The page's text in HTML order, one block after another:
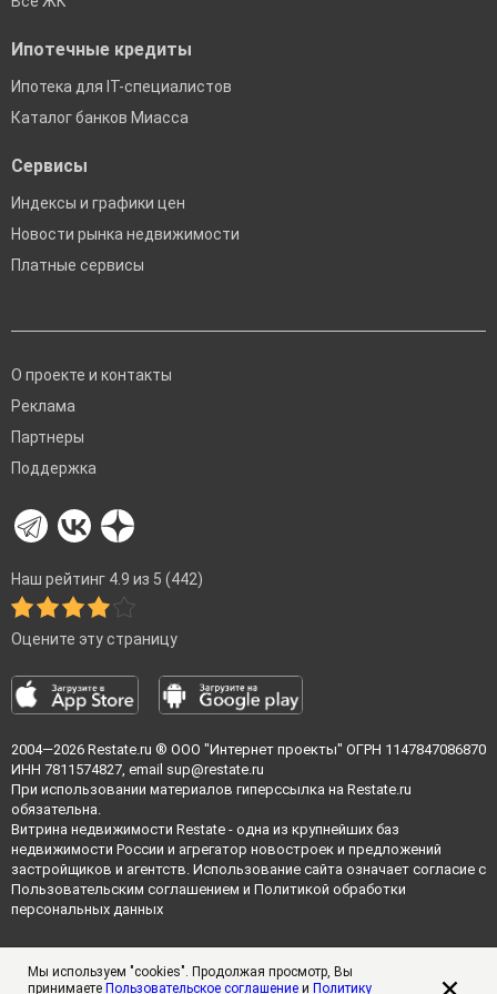
Ипотечные кредиты
Ипотека для IT-специалистов
Каталог банков Миасса
Сервисы
Индексы и графики цен
Новости рынка недвижимости
Платные сервисы
О проекте и контакты
Реклама
Партнеры
Поддержка
Наш рейтинг 4.9 из 5 (442)
Оцените эту страницу
2004—2026 Restate.ru ® ООО "Интернет проекты" ОГРН 1147847086870
ИНН 7811574827, email sup@restate.ru
При использовании материалов гиперссылка на Restate.ru
обязательна.
Витрина недвижимости Restate - одна из крупнейших баз
недвижимости России и агрегатор новостроек и предложений
застройщиков и агентств. Использование сайта означает согласие с
Пользовательским соглашением и Политикой обработки
персональных данных
Мы используем "cookies". Продолжая просмотр, Вы
принимаете Пользовательское соглашение и Политику